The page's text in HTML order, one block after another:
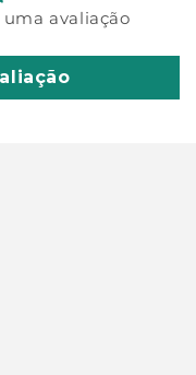
avaliação